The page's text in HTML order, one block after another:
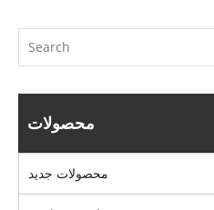
محصولات
محصولات جدید